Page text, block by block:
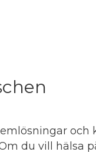
du vill hälsa